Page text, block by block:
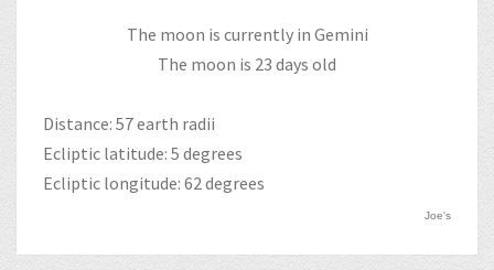
The moon is currently in Gemini
The moon is 23 days old
Distance: 57 earth radii
Ecliptic latitude: 5 degrees
Ecliptic longitude: 62 degrees
Joe's